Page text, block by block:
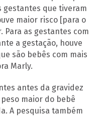
gestantes que tiveram
maior risco [para o
Para as gestantes com
a gestação, houve
são bebês com mais
Marly.
antes da gravidez
maior do bebê
A pesquisa também